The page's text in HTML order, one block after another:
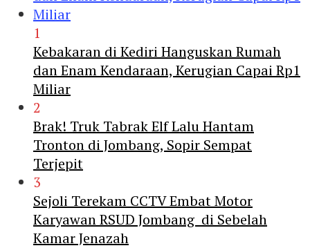
1
Kebakaran di Kediri Hanguskan Rumah
dan Enam Kendaraan, Kerugian Capai Rp1
Miliar
2
Brak! Truk Tabrak Elf Lalu Hantam
Tronton di Jombang, Sopir Sempat
Terjepit
3
Sejoli Terekam CCTV Embat Motor
Karyawan RSUD Jombang di Sebelah
Kamar Jenazah